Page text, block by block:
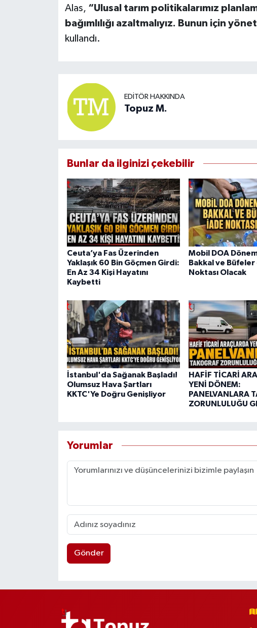
Alas, “Ulusal tarım politikalarımız
bağımlılığı azaltmalıyız. Bunun için
kullandı.
EDITÖR HAKKINDA
Topuz M.
Bunlar da ilginizi çekebilir
Ceuta’ya Fas Üzerinden
Yaklaşık 60 Bin Göçmen Girdi:
En Az 34 Kişi Hayatını
Kaybetti
Mobil DOA
Bakkal ve
Noktası Olacak
İstanbul'da Sağanak Başladı!
Olumsuz Hava Şartları
KKTC'Ye Doğru Genişliyor
HAFİF TİCARİ
YENİ DÖNEM:
PANELVANLARA
ZORUNLULUĞU
Yorumlar
Gönder